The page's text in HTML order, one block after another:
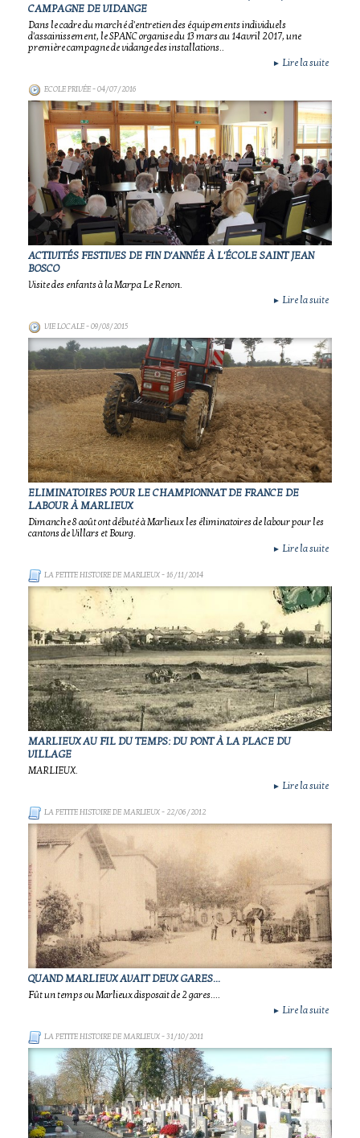
CAMPAGNE DE VIDANGE
Dans le cadre du marché d'entretien des équipements individuels
d'assainissement, le SPANC organise du 13 mars au 14avril 2017, une
première campagne de vidange des installations..
► Lire la suite
ECOLE PRIVÉE- 04/07/2016
ACTIVITÉS FESTIVES DE FIN D'ANNÉE À L'ÉCOLE SAINT JEAN
BOSCO
Visite des enfants à la Marpa Le Renon.
► Lire la suite
VIE LOCALE- 09/08/2015
ELIMINATOIRES POUR LE CHAMPIONNAT DE FRANCE DE
LABOUR À MARLIEUX
Dimanche 8 août ont débuté à Marlieux les éliminatoires de labour pour les
cantons de Villars et Bourg.
► Lire la suite
LA PETITE HISTOIRE DE MARLIEUX- 16/11/2014
MARLIEUX AU FIL DU TEMPS: DU PONT À LA PLACE DU
VILLAGE
MARLIEUX.
► Lire la suite
LA PETITE HISTOIRE DE MARLIEUX- 22/06/2012
QUAND MARLIEUX AVAIT DEUX GARES...
Fût un temps ou Marlieux disposait de 2 gares....
► Lire la suite
LA PETITE HISTOIRE DE MARLIEUX- 31/10/2011